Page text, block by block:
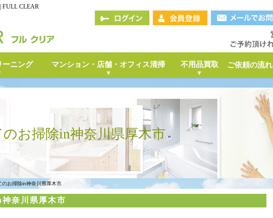
FULL CLEAR
ーニング マンション・店舗・オフィス清掃 不用品買取 ご依頼の流れ
お掃除in神奈川県厚木市
のお掃除in神奈川県厚木市
奈川県厚木市